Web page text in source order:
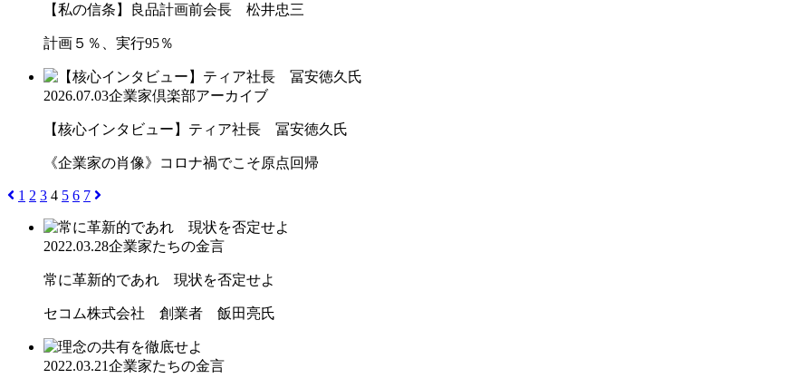
【私の信条】良品計画前会長 松井忠三
計画５％、実行95％
2026.07.03企業家倶楽部アーカイブ
【核心インタビュー】ティア社長 冨安徳久氏
《企業家の肖像》コロナ禍でこそ原点回帰
1 2 3 4 5 6 7
2022.03.28企業家たちの金言
常に革新的であれ 現状を否定せよ
セコム株式会社 創業者 飯田亮氏
2022.03.21企業家たちの金言